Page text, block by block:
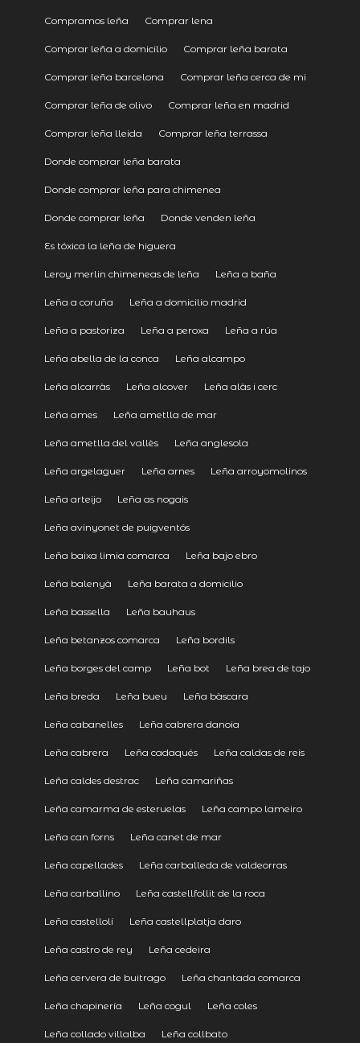
Compramos leña Comprar lena
Comprar leña a domicilio Comprar leña barata
Comprar leña barcelona Comprar leña cerca de mi
Comprar leña de olivo Comprar leña en madrid
Comprar leña lleida Comprar leña terrassa
Donde comprar leña barata
Donde comprar leña para chimenea
Donde comprar leña Donde venden leña
Es tóxica la leña de higuera
Leroy merlin chimeneas de leña Leña a baña
Leña a coruña Leña a domicilio madrid
Leña a pastoriza Leña a peroxa Leña a rúa
Leña abella de la conca Leña alcampo
Leña alcarràs Leña alcover Leña alàs i cerc
Leña ames Leña ametlla de mar
Leña ametlla del vallès Leña anglesola
Leña argelaguer Leña arnes Leña arroyomolinos
Leña arteijo Leña as nogais
Leña avinyonet de puigventós
Leña baixa limia comarca Leña bajo ebro
Leña balenyà Leña barata a domicilio
Leña bassella Leña bauhaus
Leña betanzos comarca Leña bordils
Leña borges del camp Leña bot Leña brea de tajo
Leña breda Leña bueu Leña bàscara
Leña cabanelles Leña cabrera danoia
Leña cabrera Leña cadaqués Leña caldas de reis
Leña caldes destrac Leña camariñas
Leña camarma de esteruelas Leña campo lameiro
Leña can forns Leña canet de mar
Leña capellades Leña carballeda de valdeorras
Leña carballino Leña castellfollit de la roca
Leña castellolí Leña castellplatja daro
Leña castro de rey Leña cedeira
Leña cervera de buitrago Leña chantada comarca
Leña chapinería Leña cogul Leña coles
Leña collado villalba Leña collbato